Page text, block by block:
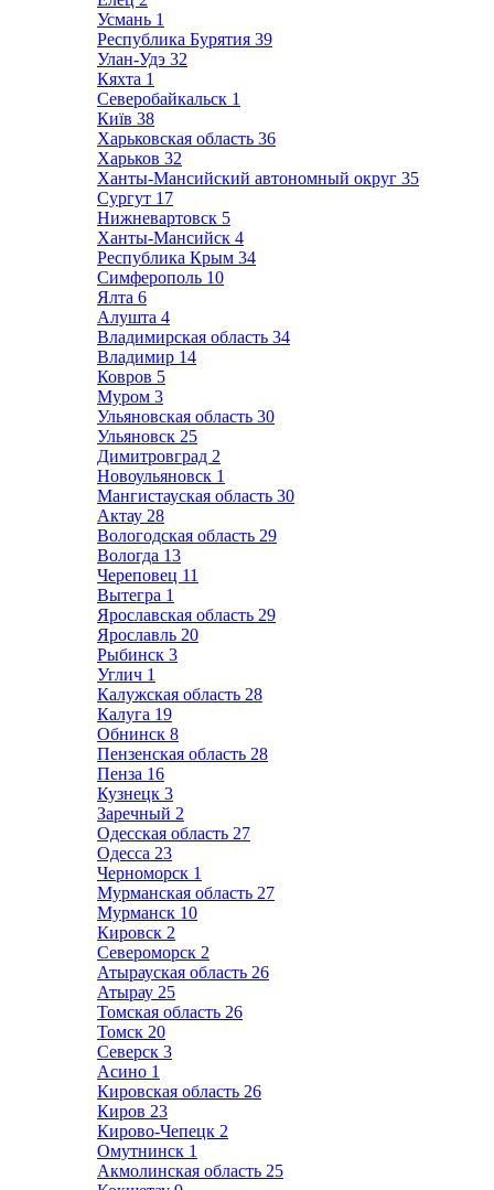
Усмань 1
Республика Бурятия 39
Улан-Удэ 32
Кяхта 1
Северобайкальск 1
Київ 38
Харьковская область 36
Харьков 32
Ханты-Мансийский автономный округ 35
Сургут 17
Нижневартовск 5
Ханты-Мансийск 4
Республика Крым 34
Симферополь 10
Ялта 6
Алушта 4
Владимирская область 34
Владимир 14
Ковров 5
Муром 3
Ульяновская область 30
Ульяновск 25
Димитровград 2
Новоульяновск 1
Мангистауская область 30
Актау 28
Вологодская область 29
Вологда 13
Череповец 11
Вытегра 1
Ярославская область 29
Ярославль 20
Рыбинск 3
Углич 1
Калужская область 28
Калуга 19
Обнинск 8
Пензенская область 28
Пенза 16
Кузнецк 3
Заречный 2
Одесская область 27
Одесса 23
Черноморск 1
Мурманская область 27
Мурманск 10
Кировск 2
Североморск 2
Атырауская область 26
Атырау 25
Томская область 26
Томск 20
Северск 3
Асино 1
Кировская область 26
Киров 23
Кирово-Чепецк 2
Омутнинск 1
Акмолинская область 25